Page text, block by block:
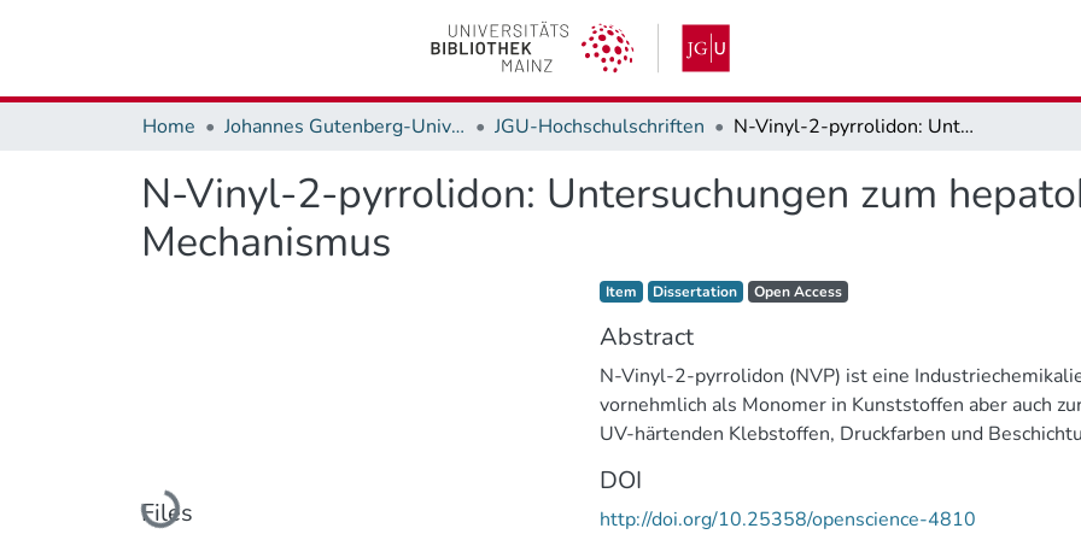
Home Johannes Gutenberg-Universität Mainz JGU-Hochschulschriften N-Vinyl-2-pyrrolidon: Untersuchungen zum hepatokanzerogenen Mechanismus
N-Vinyl-2-pyrrolidon: Untersuchungen zum
Mechanismus
Loading...
Files
Item type:
Item, Dissertation Access status:
Open Access,
Abstract
N-Vinyl-2-pyrrolidon (NVP) ist eine
vornehmlich als Monomer in Kunststoffen aber auch
UV-härtenden Klebstoffen, Druckfarben und
Leber, Nase und Kehlkopf, wobei in der Leber die
Effektkonzentration beobachtet wurde (5 ppm). Der
DOI
http://doi.org/10.25358/openscience-4810